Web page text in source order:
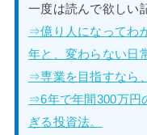
一度は読んで欲しい
⇒億り人になってわ
年と、変わらない日
⇒専業を目指すなら
⇒6年で年間300万円
ぎる投資法。